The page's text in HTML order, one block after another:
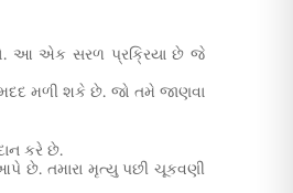
છો. આ એક સરળ પ્રક્રિયા છે જે
મદદ મળી શકે છે. જો તમે જાણવા
કરે છે.
છે. તમારા મૃત્યુ પછી ચૂકવણી